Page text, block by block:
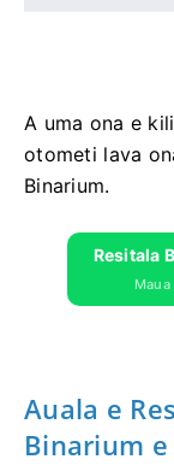
A uma ona e
otometi lava
Binarium.
Resitala
Auala e
Binarium e